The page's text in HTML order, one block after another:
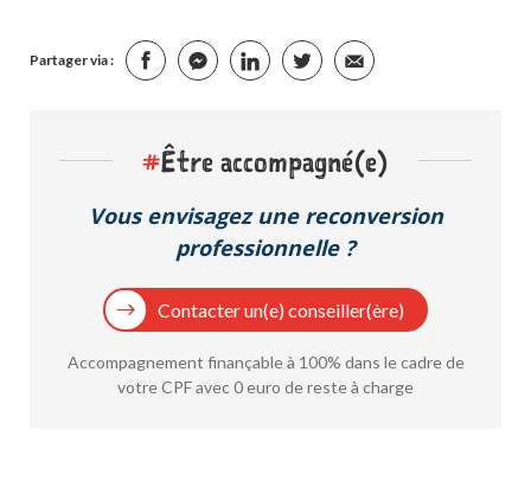
Partager via :
#Être accompagné(e)
Vous envisagez une reconversion
professionnelle ?
Contacter un(e) conseiller(ère)
Accompagnement finançable à 100% dans le cadre de
votre CPF avec 0 euro de reste à charge